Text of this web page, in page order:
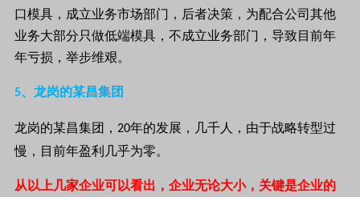
口模具，成立业务市场部门，后者决策，为配合公司其他
业务大部分只做低端模具，不成立业务部门，导致目前年
年亏损，举步维艰。
5、龙岗的某昌集团
龙岗的某昌集团， 20年的发展，几千人，由于战略转型过
慢，目前年盈利几乎为零。
从以上几家企业可以看出，企业无论大小，关键是企业的